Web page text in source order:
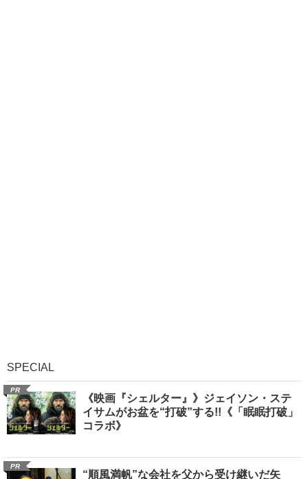
SPECIAL
PR
《映画『シェルター』》ジェイソン・ステ
イサムがお盆を“打破”する!!《「眠眠打破」
コラボ》
PR
“順風満帆”な会社を父から受け継いだ矢